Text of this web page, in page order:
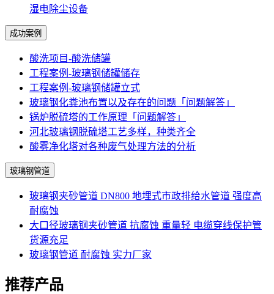
湿电除尘设备
成功案例
酸洗项目-酸洗储罐
工程案例-玻璃钢储罐储存
工程案例-玻璃钢储罐立式
玻璃钢化粪池布置以及存在的问题「问题解答」
锅炉脱硫塔的工作原理「问题解答」
河北玻璃钢脱硫塔工艺多样，种类齐全
酸雾净化塔对各种废气处理方法的分析
玻璃钢管道
玻璃钢夹砂管道 DN800 地埋式市政排给水管道 强度高
耐腐蚀
大口径玻璃钢夹砂管道 抗腐蚀 重量轻 电缆穿线保护管
货源充足
玻璃钢管道 耐腐蚀 实力厂家
推荐产品